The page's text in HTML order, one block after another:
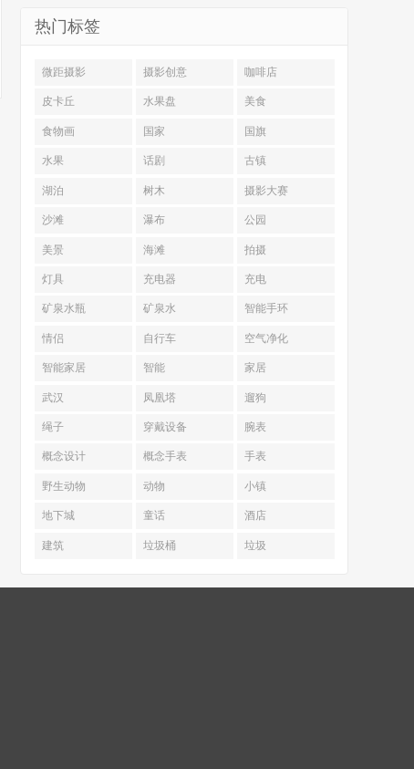
热门标签
微距摄影 摄影创意 咖啡店
皮卡丘 水果盘 美食
食物画 国家 国旗
水果 话剧 古镇
湖泊 树木 摄影大赛
沙滩 瀑布 公园
美景 海滩 拍摄
灯具 充电器 充电
矿泉水瓶 矿泉水 智能手环
情侣 自行车 空气净化
智能家居 智能 家居
武汉 凤凰塔 遛狗
绳子 穿戴设备 腕表
概念设计 概念手表 手表
野生动物 动物 小镇
地下城 童话 酒店
建筑 垃圾桶 垃圾